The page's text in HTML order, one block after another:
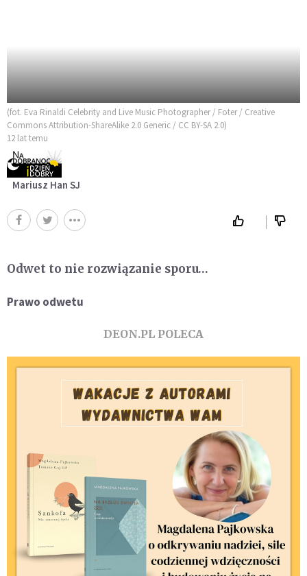
(fot. Eva Rinaldi Celebrity and Live Music Photographer / Foter / Creative
Commons Attribution-ShareAlike 2.0 Generic / CC BY-SA 2.0)
12 lat temu
Mariusz Han SJ
Odwet to nie rozwiązanie sporu…
Prawo odwetu
DEON.PL POLECA